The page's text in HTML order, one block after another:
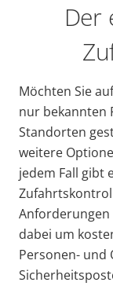
Der
Möchten Sie
nur bekannten
Standorten
weitere
jedem Fall gibt
Anforderungen
dabei um
Personen- und